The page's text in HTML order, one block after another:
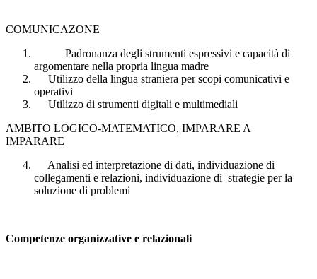
COMUNICAZONE
Padronanza degli strumenti espressivi e capacità di
argomentare nella propria lingua madre
Utilizzo della lingua straniera per scopi comunicativi e
operativi
Utilizzo di strumenti digitali e multimediali
AMBITO LOGICO-MATEMATICO, IMPARARE A
IMPARARE
Analisi ed interpretazione di dati, individuazione di
collegamenti e relazioni, individuazione di strategie per la
soluzione di problemi
Competenze organizzative e relazionali